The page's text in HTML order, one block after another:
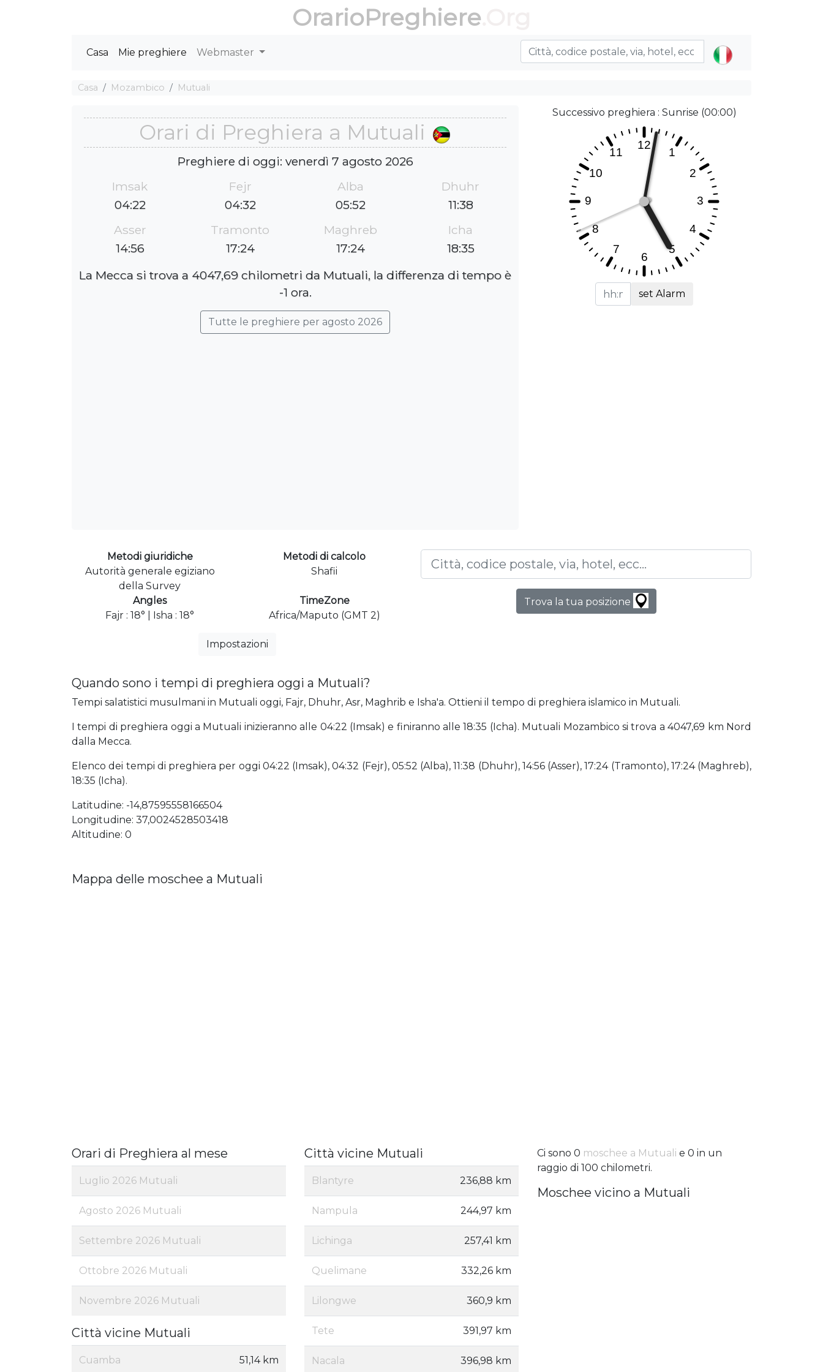
OrarioPreghiere
Casa Mie preghiere Webmaster
Casa Mozambico Mutuali
Orari di Preghiera a Mutuali
Preghiere di oggi: venerdì 7 agosto 2026
Imsak
04:22
Fejr
04:32
Alba
05:52
Dhuhr
11:38
Asser
14:56
Tramonto
17:24
Maghreb
17:24
Icha
18:35
La Mecca si trova a 4047,69 chilometri da Mutuali, la differenza di tempo è
-1 ora.
Tutte le preghiere per agosto 2026
Successivo preghiera : Sunrise (00:00)
set Alarm
Metodi giuridiche
Autorità generale egiziano
della Survey
Metodi di calcolo
Shafii
Angles
Fajr : 18° | Isha : 18°
TimeZone
Africa/Maputo (GMT 2)
Impostazioni
Trova la tua posizione
Quando sono i tempi di preghiera oggi a Mutuali?
Tempi salatistici musulmani in Mutuali oggi, Fajr, Dhuhr, Asr, Maghrib e Isha'a. Ottieni il tempo di preghiera islamico in Mutuali.
I tempi di preghiera oggi a Mutuali inizieranno alle 04:22 (Imsak) e finiranno alle 18:35 (Icha). Mutuali Mozambico si trova a 4047,69 km Nord
dalla Mecca.
Elenco dei tempi di preghiera per oggi 04:22 (Imsak), 04:32 (Fejr), 05:52 (Alba), 11:38 (Dhuhr), 14:56 (Asser), 17:24 (Tramonto), 17:24 (Maghreb),
18:35 (Icha).
Latitudine: -14,87595558166504
Longitudine: 37,0024528503418
Altitudine: 0
Mappa delle moschee a Mutuali
Orari di Preghiera al mese
Luglio 2026 Mutuali
Agosto 2026 Mutuali
Settembre 2026 Mutuali
Ottobre 2026 Mutuali
Novembre 2026 Mutuali
Città vicine Mutuali
Cuamba 51,14 km
Città vicine Mutuali
Blantyre 236,88 km
Nampula 244,97 km
Lichinga 257,41 km
Quelimane 332,26 km
Lilongwe 360,9 km
Tete 391,97 km
Nacala 396,98 km
Ci sono 0 moschee a Mutuali e 0 in un
raggio di 100 chilometri.
Moschee vicino a Mutuali